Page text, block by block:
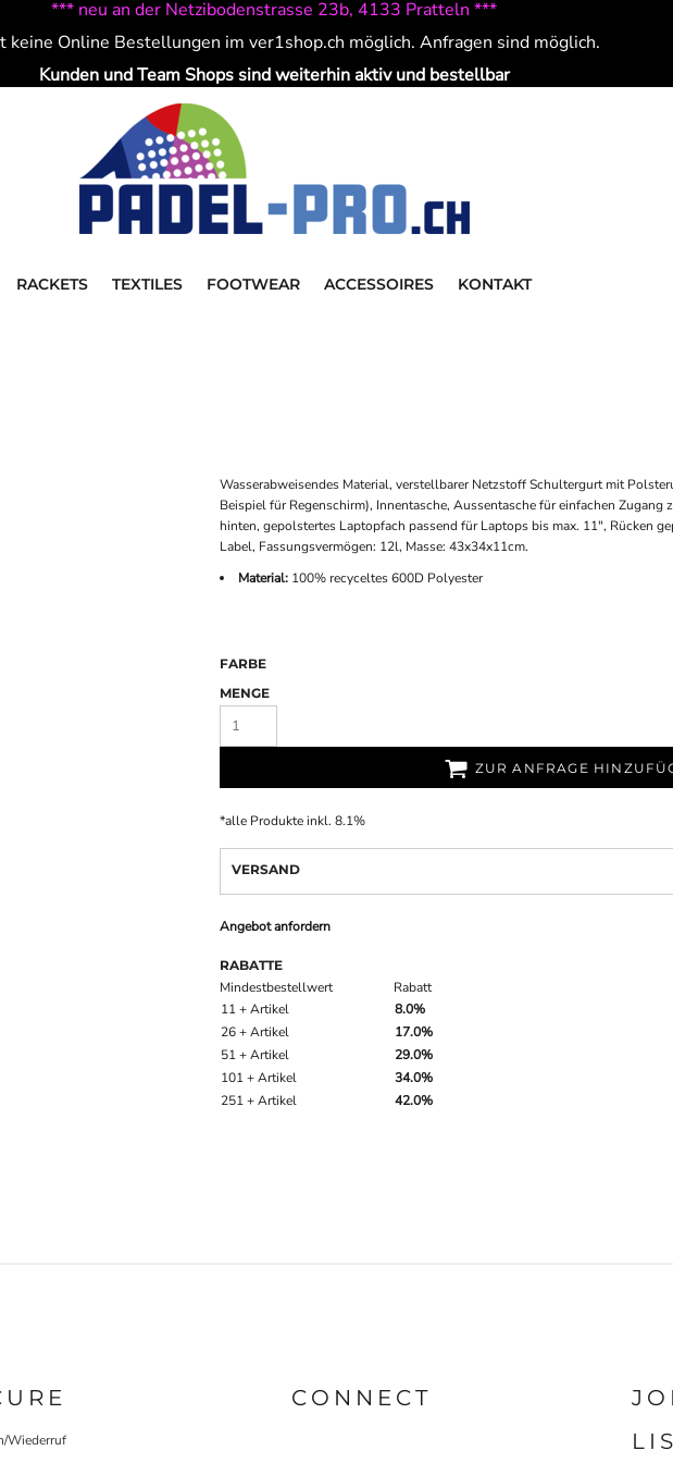
*** neu an der Netzibodenstrasse 23b, 4133 Pratteln ***
keine Online Bestellungen im ver1shop.ch möglich. Anfragen sind möglich.
Kunden und Team Shops sind weiterhin aktiv und bestellbar
RACKETS TEXTILES FOOTWEAR ACCESSOIRES KONTAKT
Wasserabweisendes Material, verstellbarer Netzstoff Schultergurt mit
Beispiel für Regenschirm), Innentasche, Aussentasche für einfachen Zugang
hinten, gepolstertes Laptopfach passend für Laptops bis max. 11", Rücken
Label, Fassungsvermögen: 12l, Masse: 43x34x11cm.
Material: 100% recyceltes 600D Polyester
FARBE
MENGE
ZUR ANFRAGE
*alle Produkte inkl. 8.1%
VERSAND
Angebot anfordern
RABATTE
Mindestbestellwert
Rabatt
11 + Artikel
8.0%
26 + Artikel
17.0%
51 + Artikel
29.0%
101 + Artikel
34.0%
251 + Artikel
42.0%
Wiederruf
CONNECT